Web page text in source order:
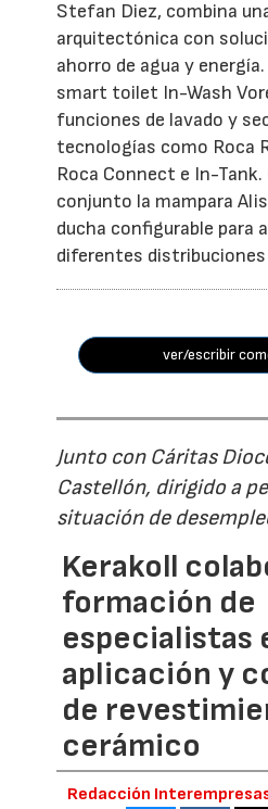
Stefan Diez, combina
arquitectónica con
ahorro de agua y
smart toilet In-Wash
funciones de lavado y
tecnologías como Roca
Roca Connect e In-
conjunto la mampara
ducha configurable para
diferentes
ver/escribir
Junto con Cáritas
Castellón, dirigido a
situación de
Kerakoll
formación de
especialistas
aplicación y
de
cerámico
Redacción